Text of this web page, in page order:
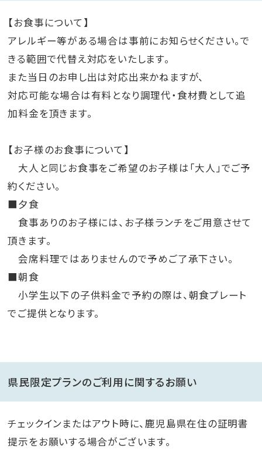
【お食事について】
アレルギー等がある場合は事前にお知らせください。で
きる範囲で代替え対応をいたします。
また当日のお申し出は対応出来かねますが、
対応可能な場合は有料となり調理代・食材費として追
加料金を頂きます。
【お子様のお食事について】
大人と同じお食事をご希望のお子様は「大人」でご予
約ください。
■夕食
食事ありのお子様には、お子様ランチをご用意させて
頂きます。
会席料理ではありませんので予めご了承下さい。
■朝食
小学生以下の子供料金で予約の際は、朝食プレート
でご提供となります。
県民限定プランのご利用に関するお願い
チェックインまたはアウト時に、鹿児島県在住の証明書
提示をお願いする場合がございます。